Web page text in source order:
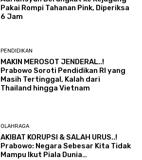
Pakai Rompi Tahanan Pink, Diperiksa
6 Jam
PENDIDIKAN
MAKIN MEROSOT JENDERAL..!
Prabowo Soroti Pendidikan RI yang
Masih Tertinggal, Kalah dari
Thailand hingga Vietnam
OLAHRAGA
AKIBAT KORUPSI & SALAH URUS..!
Prabowo: Negara Sebesar Kita Tidak
Mampu Ikut Piala Dunia…